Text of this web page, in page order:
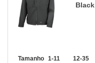
Black
Tamanho 1-11 12-35